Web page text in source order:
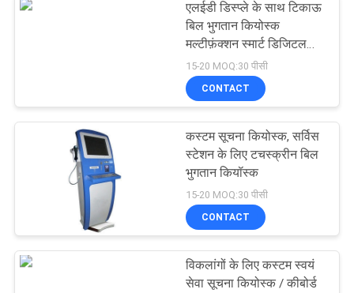
आईसी कार्ड रीडर लेखक
आरएफआईडी कार्ड
डिस्पेंसर
84
एलईडी डिस्प्ले के साथ टिकाऊ
बिल भुगतान कियोस्क
मल्टीफ़ंक्शन स्मार्ट डिजिटल
साइनेज
15-20 MOQ:30 पीसी
CONTACT
कस्टम सूचना कियोस्क, सर्विस
स्टेशन के लिए टचस्क्रीन बिल
भुगतान कियॉस्क
15-20 MOQ:30 पीसी
CONTACT
विकलांगों के लिए कस्टम स्वयं
सेवा सूचना कियोस्क / कीबोर्ड